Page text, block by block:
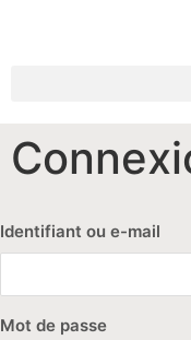
Identifiant ou e-mail
Mot de passe